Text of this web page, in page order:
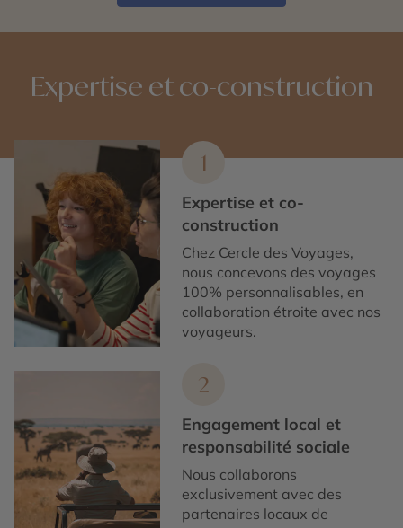
Expertise et co-construction
1
Expertise et co-
construction
Chez Cercle des Voyages,
nous concevons des voyages
100% personnalisables, en
collaboration étroite avec nos
voyageurs.
2
Engagement local et
responsabilité sociale
Nous collaborons
exclusivement avec des
partenaires locaux de